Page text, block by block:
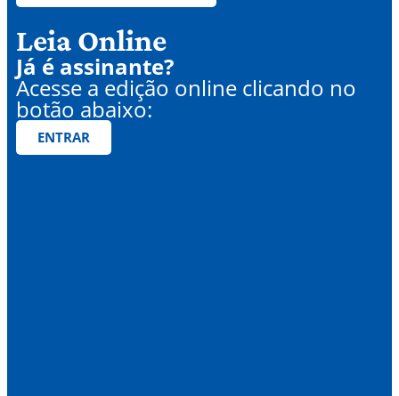
Leia Online
Já é assinante?
Acesse a edição online clicando no
botão abaixo:
ENTRAR